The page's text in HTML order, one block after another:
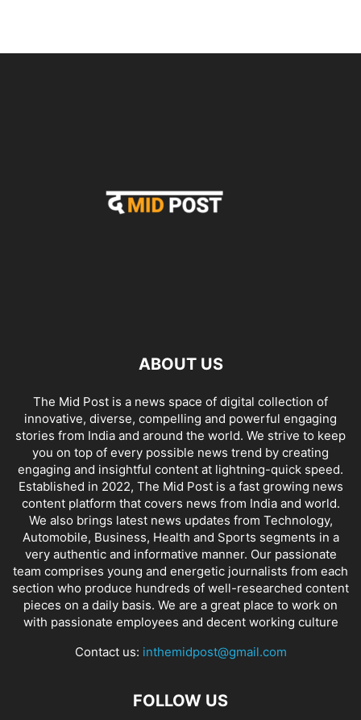
ABOUT US
The Mid Post is a news space of digital collection of
innovative, diverse, compelling and powerful engaging
stories from India and around the world. We strive to keep
you on top of every possible news trend by creating
engaging and insightful content at lightning-quick speed.
Established in 2022, The Mid Post is a fast growing news
content platform that covers news from India and world.
We also brings latest news updates from Technology,
Automobile, Business, Health and Sports segments in a
very authentic and informative manner. Our passionate
team comprises young and energetic journalists from each
section who produce hundreds of well-researched content
pieces on a daily basis. We are a great place to work on
with passionate employees and decent working culture
Contact us: inthemidpost@gmail.com
FOLLOW US